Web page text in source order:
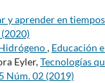
y aprender en
, Educación
Eyler,Tecnologías
Núm. 02 (2019)